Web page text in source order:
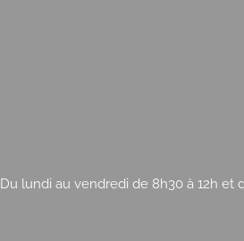
Du lundi au vendredi de 8h30 à 12h et